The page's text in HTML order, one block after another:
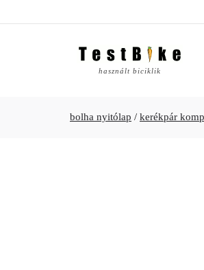
használt biciklik
bolha nyitólap / kerékpár